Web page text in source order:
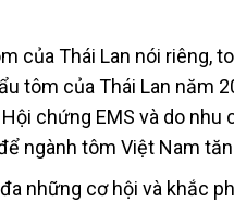
của Thái Lan nói riêng,
tôm của Thái Lan năm
chứng EMS và do
ngành tôm Việt Nam
những cơ hội và khắc